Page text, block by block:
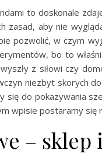
to doskonale
zasad, aby nie
pozwolić, w czym
bo to
z siłowi czy
niezbyt skorych
się do pokazywania
wpisie postaramy
–